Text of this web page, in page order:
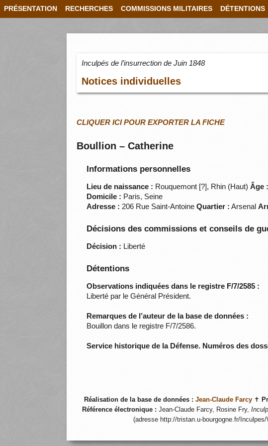
PRÉSENTATION RECHERCHES COMMISSIONS MILITAIRES DÉTENTIONS
Inculpés de l’insurrection de Juin 1848
Notices individuelles
CLIQUER ICI POUR EXPORTER LA FICHE
Boullion – Catherine
Informations personnelles
Lieu de naissance : Rouquemont [?], Rhin (Haut) Âge :
Domicile : Paris, Seine
Adresse : 206 Rue Saint-AntoineQuartier : Arsenal
Décisions des commissions et conseils de
Décision : Liberté
Détentions
Observations indiquées dans le registre F/7/2585 :
Liberté par le Général Président.
Remarques de l’auteur de la base de données :
Bouillon dans le registre F/7/2586.
Service historique de la Défense. Numéros des
Réalisation de la base de données : Jean-Claude Farcy✝
Référence électronique : Jean-Claude Farcy, Rosine Fry,
(adresse http://tristan.u-bourgogne.fr/